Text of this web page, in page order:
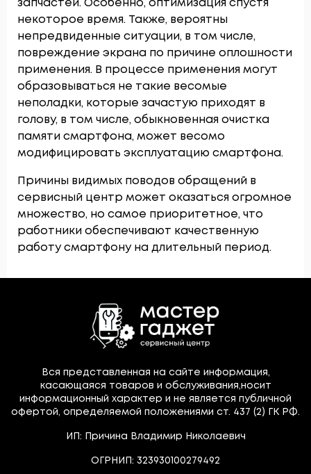
запчастей. Особенно, оптимизация спустя
некоторое время. Также, вероятны
непредвиденные ситуации, в том числе,
повреждение экрана по причине оплошности
применения. В процессе применения могут
образовываться не такие весомые
неполадки, которые зачастую приходят в
голову, в том числе, обыкновенная очистка
памяти смартфона, может весомо
модифицировать эксплуатацию смартфона.
Причины видимых поводов обращений в
сервисный центр может оказаться огромное
множество, но самое приоритетное, что
работники обеспечивают качественную
работу смартфону на длительный период.
Вся представленная на сайте информация,
касающаяся товаров и обслуживания,носит
информационный характер и не является публичной
офертой, определяемой положениями ст. 437 (2) ГК РФ.
ИП: Причина Владимир Николаевич
ОГРНИП: 323930100279492